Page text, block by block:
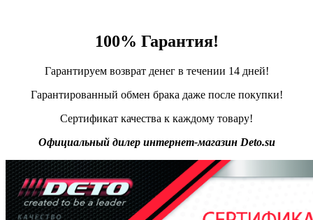
100% Гарантия!
Гарантируем возврат денег в течении 14 дней!
Гарантированный обмен брака даже после покупки!
Сертификат качества к каждому товару!
Официальный дилер интернет-магазин Deto.su